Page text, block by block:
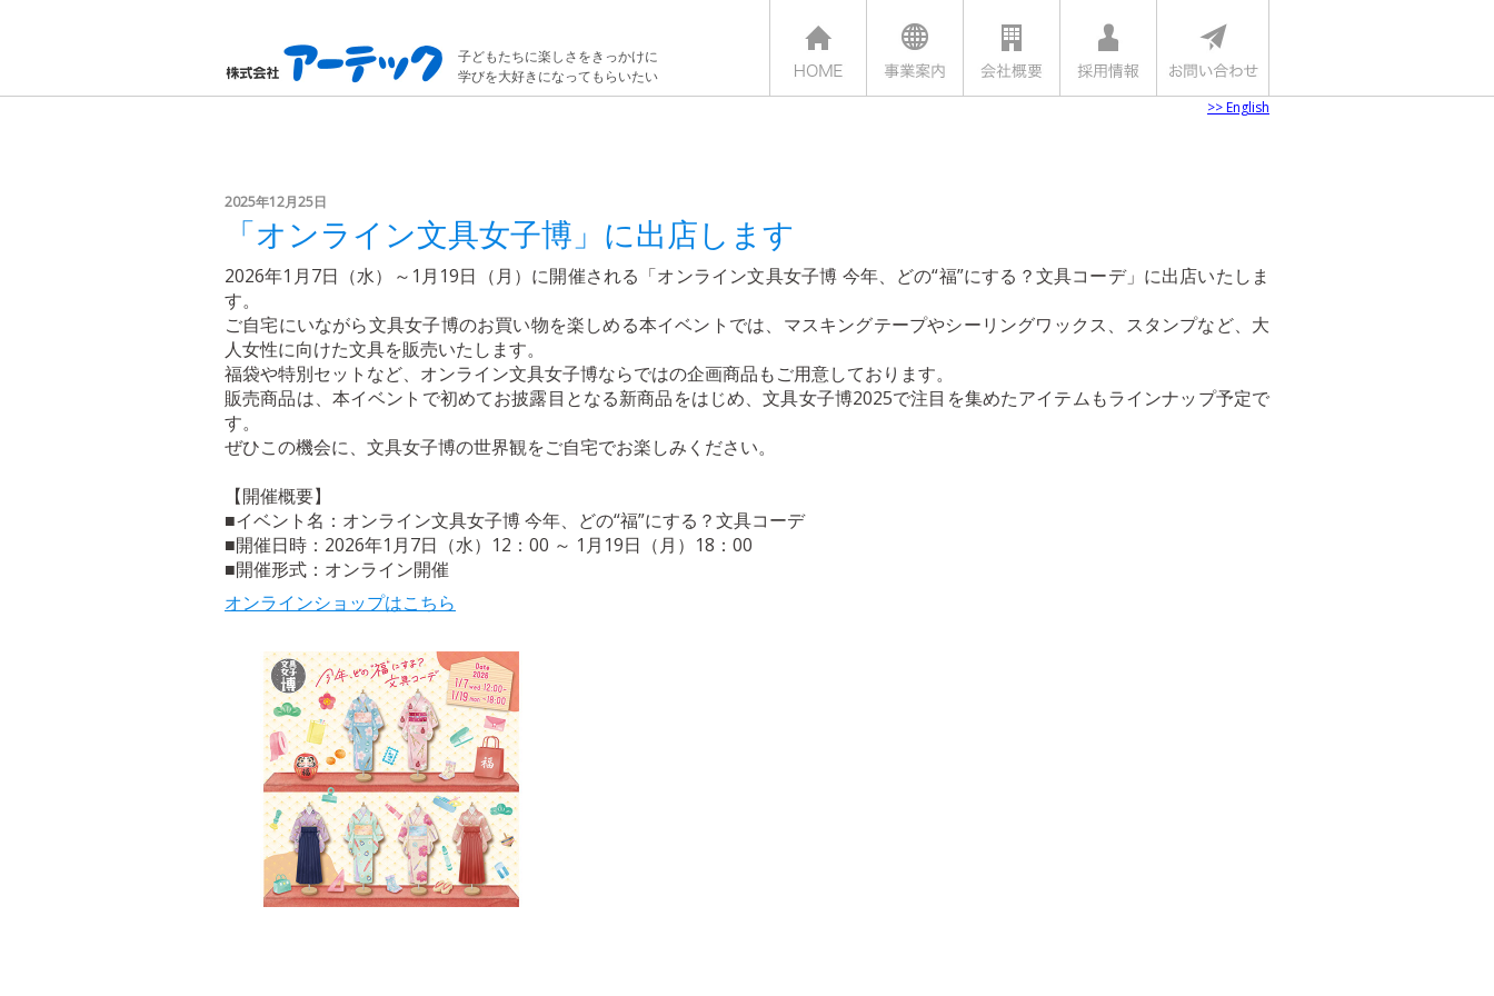
子どもたちに楽しさをきっかけに
学びを大好きになってもらいたい
>> English
2025年12月25日
「オンライン文具女子博」に出店します
2026年1月7日（水）～1月19日（月）に開催される「オンライン文具女子博 今年、どの“福”にする？文具コーデ」に出店いたしま
す。
ご自宅にいながら文具女子博のお買い物を楽しめる本イベントでは、マスキングテープやシーリングワックス、スタンプなど、大
人女性に向けた文具を販売いたします。
福袋や特別セットなど、オンライン文具女子博ならではの企画商品もご用意しております。
販売商品は、本イベントで初めてお披露目となる新商品をはじめ、文具女子博2025で注目を集めたアイテムもラインナップ予定で
す。
ぜひこの機会に、文具女子博の世界観をご自宅でお楽しみください。
【開催概要】
■イベント名：オンライン文具女子博 今年、どの“福”にする？文具コーデ
■開催日時：2026年1月7日（水）12：00 ～ 1月19日（月）18：00
■開催形式：オンライン開催
オンラインショップはこちら